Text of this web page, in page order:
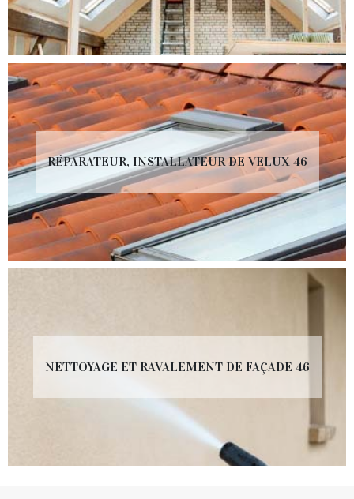
RÉPARATEUR, INSTALLATEUR DE VELUX 46
NETTOYAGE ET RAVALEMENT DE FAÇADE 46